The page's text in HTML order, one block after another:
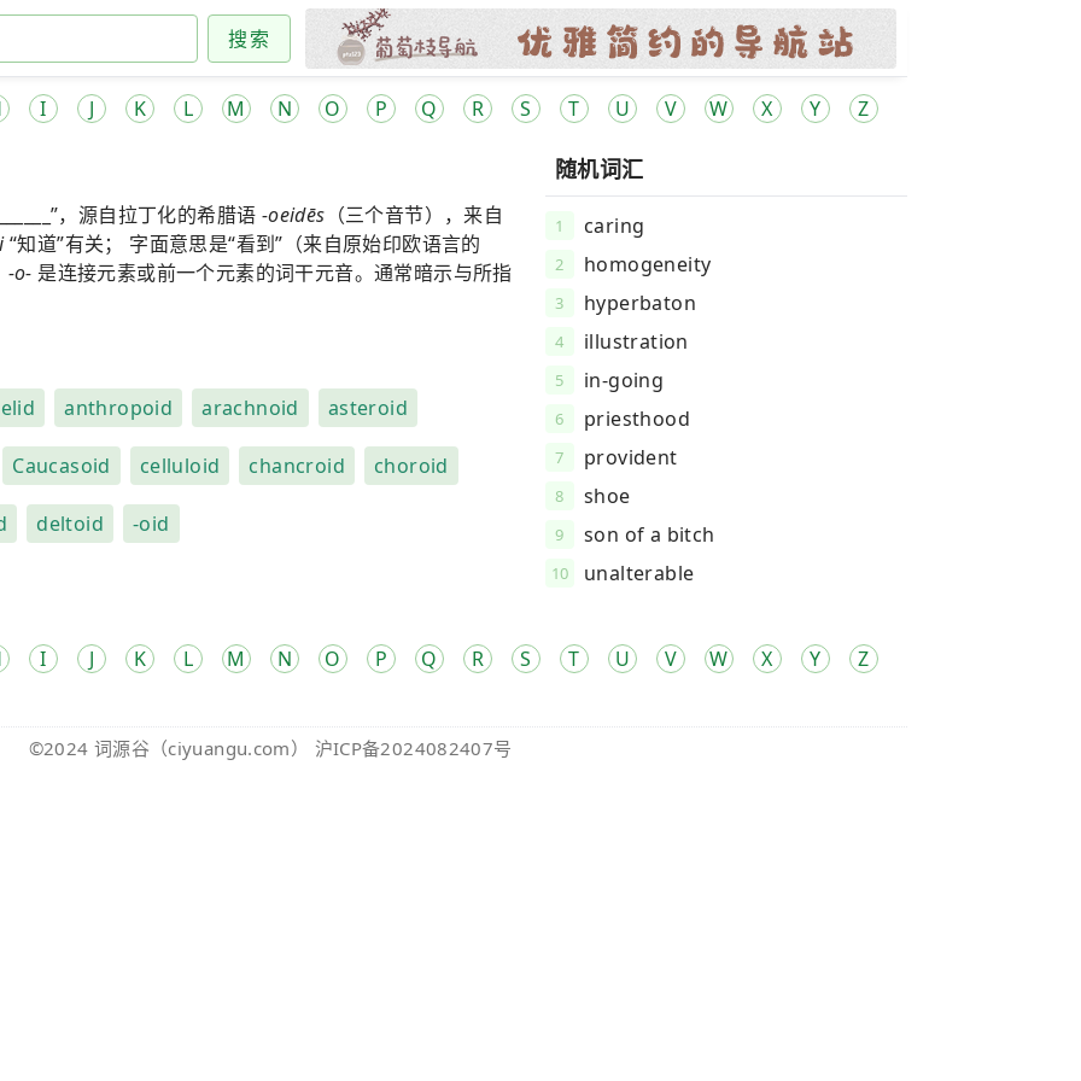
搜索
I J K L M N O P Q R S T U V W X Y Z
，源自拉丁化的希腊语 -oeidēs （三个音节），来自
“知道”有关； 字面意思是“看到”（来自原始印欧语言的
-o- 是连接元素或前一个元素的词干元音。通常暗示与所指
anthropoid arachnoid asteroid
Caucasoid celluloid chancroid choroid
deltoid -oid
随机词汇
1 caring
2 homogeneity
3 hyperbaton
4 illustration
5 in-going
6 priesthood
7 provident
8 shoe
9 son of a bitch
10 unalterable
I J K L M N O P Q R S T U V W X Y Z
©2024 词源谷 （ciyuangu.com） 沪ICP备2024082407号